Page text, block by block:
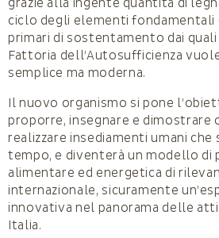
ciclo degli elementi fondamentali
primari di sostentamento dai quali
Fattoria dell’Autosufficienza
semplice ma moderna.
Il nuovo organismo si pone
proporre, insegnare e dimostrare
realizzare insediamenti umani
tempo, e diventerà un modello di
alimentare ed energetica di
internazionale, sicuramente
innovativa nel panorama delle
Italia.